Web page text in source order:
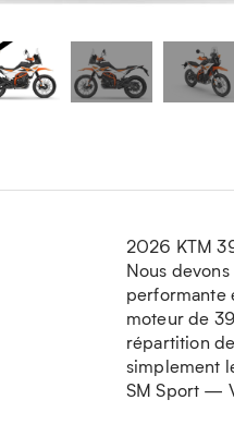
2026 KTM
Nous
performante
moteur de
répartition
simplement
SM Sport —